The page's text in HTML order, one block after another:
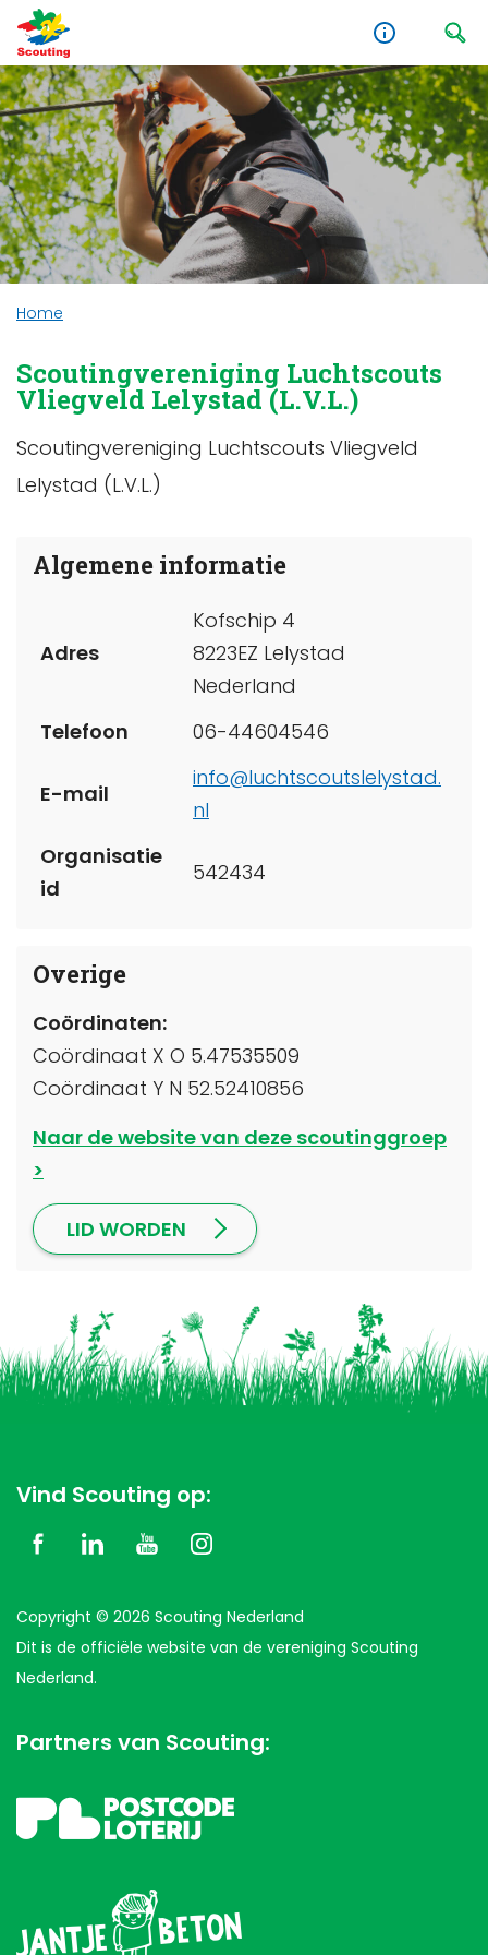
Home
Scoutingvereniging Luchtscouts
Vliegveld Lelystad (L.V.L.)
Scoutingvereniging Luchtscouts Vliegveld
Lelystad (L.V.L.)
Algemene informatie
Adres
Kofschip 4
8223EZ Lelystad
Nederland
Telefoon
06-44604546
E-mail
info@luchtscoutslelystad.
nl
Organisatie
id
542434
Overige
Coördinaten:
Coördinaat X O 5.47535509
Coördinaat Y N 52.52410856
Naar de website van deze scoutinggroep
LID WORDEN
Vind Scouting op:
Copyright © 2026 Scouting Nederland
Dit is de officiële website van de vereniging Scouting
Nederland.
Partners van Scouting: